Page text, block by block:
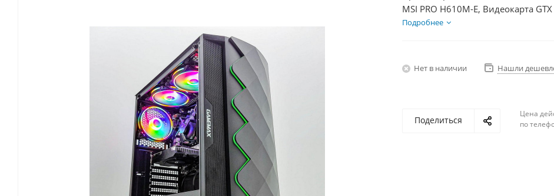
MSI PRO H610M-E, Видеокарта
1000Гб + HDD 1Тб, БП 600Вт
Подробнее
Нет в наличии Нашли
Поделиться
Цена
по